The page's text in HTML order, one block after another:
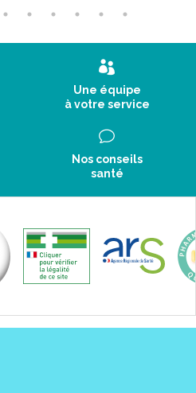
Une équipe
à votre service
Nos conseils
santé